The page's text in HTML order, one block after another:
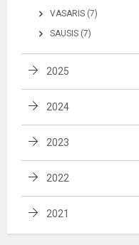
VASARIS (7)
SAUSIS (7)
2025
2024
2023
2022
2021